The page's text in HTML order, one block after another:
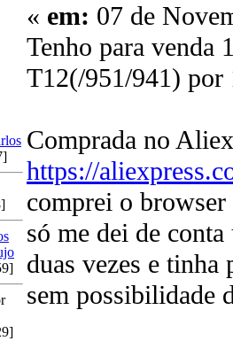
« em: 07 de
Tenho para venda
T12(/951/941) por
Comprada no
https://
comprei o browser
só me dei de
duas vezes e tinha
sem possibilidade